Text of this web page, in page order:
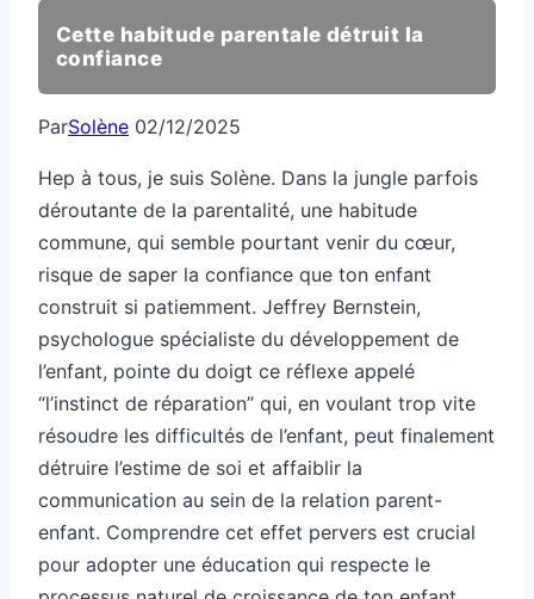
Cette habitude parentale détruit la
confiance
ParSolène 02/12/2025
Hep à tous, je suis Solène. Dans la jungle parfois
déroutante de la parentalité, une habitude
commune, qui semble pourtant venir du cœur,
risque de saper la confiance que ton enfant
construit si patiemment. Jeffrey Bernstein,
psychologue spécialiste du développement de
l’enfant, pointe du doigt ce réflexe appelé
“l’instinct de réparation” qui, en voulant trop vite
résoudre les difficultés de l’enfant, peut finalement
détruire l’estime de soi et affaiblir la
communication au sein de la relation parent-
enfant. Comprendre cet effet pervers est crucial
pour adopter une éducation qui respecte le